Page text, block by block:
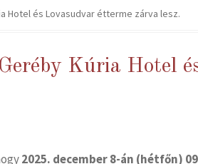
Hotel és Lovasudvar étterme zárva lesz.
Kúria Hotel
2025. december 8-án (hétfőn)